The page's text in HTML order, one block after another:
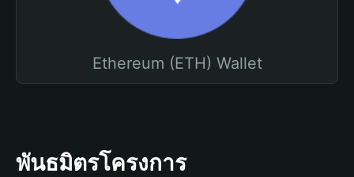
Ethereum (ETH) Wallet
พันธมิตรโครงการ